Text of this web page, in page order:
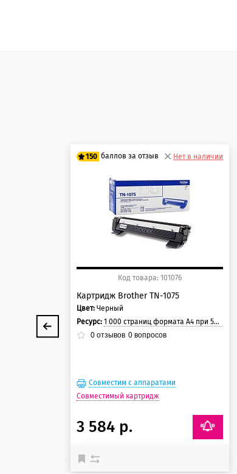
150 баллов за отзыв
125 баллов
150 баллов
Нет в наличии
Код товара: 101076
Картридж Brother TN-1075
Цвет: Черный
Ресурс:1 000 страниц формата А4 при 5% заполнении страницы.
0 отзывов 0 вопросов
Совместим с аппаратами
Совместимый картридж
3 584 р.